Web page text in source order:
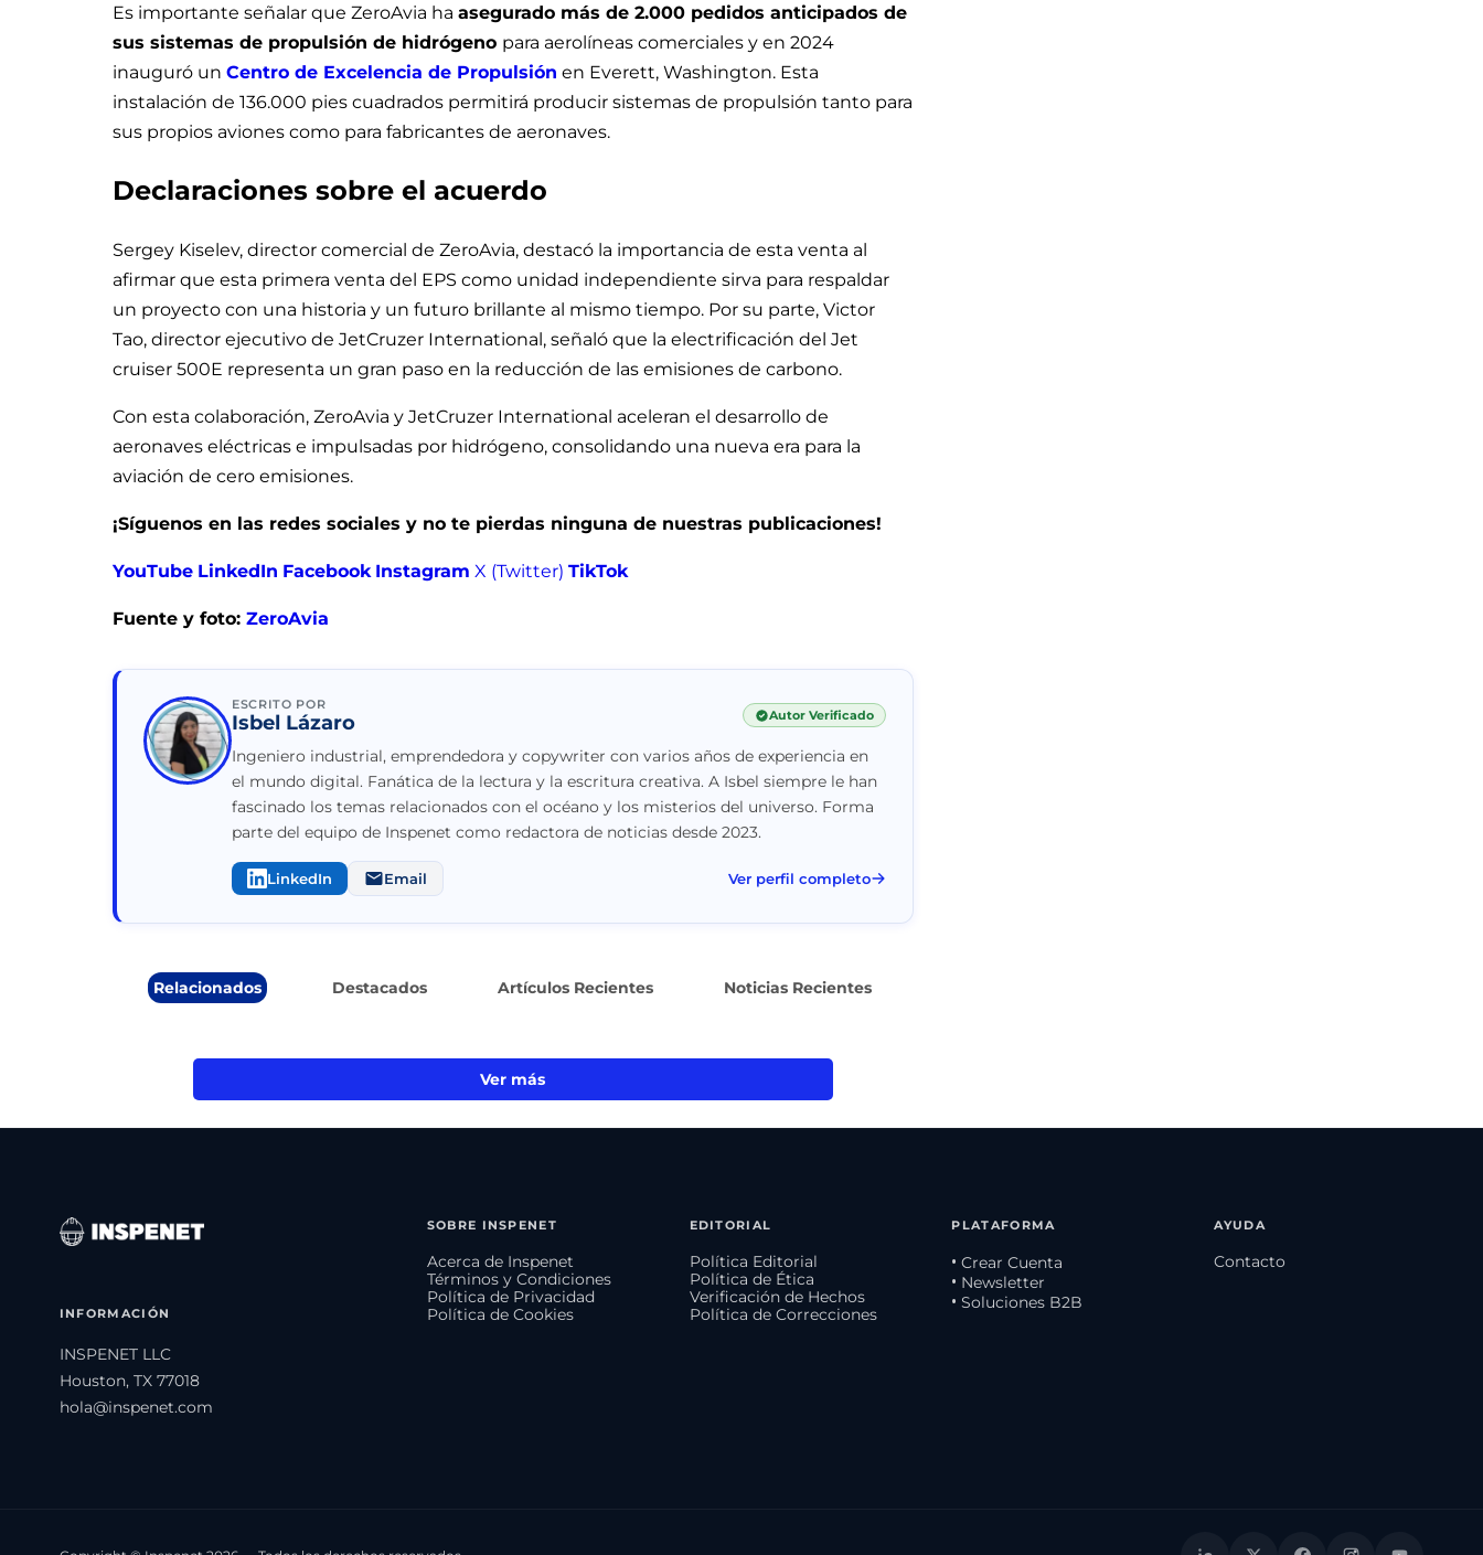
Es importante señalar que ZeroAvia ha asegurado más de 2.000 pedidos anticipados de
sus sistemas de propulsión de hidrógeno para aerolíneas comerciales y en 2024
inauguró un Centro de Excelencia de Propulsión en Everett, Washington. Esta
instalación de 136.000 pies cuadrados permitirá producir sistemas de propulsión tanto para
sus propios aviones como para fabricantes de aeronaves.
Declaraciones sobre el acuerdo
Sergey Kiselev, director comercial de ZeroAvia, destacó la importancia de esta venta al
afirmar que esta primera venta del EPS como unidad independiente sirva para respaldar
un proyecto con una historia y un futuro brillante al mismo tiempo. Por su parte, Victor
Tao, director ejecutivo de JetCruzer International, señaló que la electrificación del Jet
cruiser 500E representa un gran paso en la reducción de las emisiones de carbono.
Con esta colaboración, ZeroAvia y JetCruzer International aceleran el desarrollo de
aeronaves eléctricas e impulsadas por hidrógeno, consolidando una nueva era para la
aviación de cero emisiones.
¡Síguenos en las redes sociales y no te pierdas ninguna de nuestras publicaciones!
YouTube LinkedIn Facebook Instagram X (Twitter) TikTok
Fuente y foto: ZeroAvia
ESCRITO POR
Isbel Lázaro Autor Verificado
Ingeniero industrial, emprendedora y copywriter con varios años de experiencia en
el mundo digital. Fanática de la lectura y la escritura creativa. A Isbel siempre le han
fascinado los temas relacionados con el océano y los misterios del universo. Forma
parte del equipo de Inspenet como redactora de noticias desde 2023.
LinkedIn Email Ver perfil completo
Relacionados Destacados Artículos Recientes Noticias Recientes
Ver más
INFORMACIÓN
INSPENET LLC
Houston, TX 77018
hola@inspenet.com
SOBRE INSPENET
Acerca de Inspenet
Términos y Condiciones
Política de Privacidad
Política de Cookies
EDITORIAL
Política Editorial
Política de Ética
Verificación de Hechos
Política de Correcciones
PLATAFORMA
• Crear Cuenta
• Newsletter
• Soluciones B2B
AYUDA
Contacto